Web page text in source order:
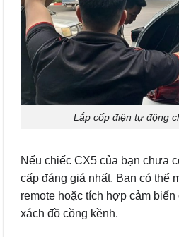
Lắp cốp điện tự động
Nếu chiếc CX5 của bạn chưa
cấp đáng giá nhất. Bạn có thể
remote hoặc tích hợp cảm
xách đồ cồng kềnh.